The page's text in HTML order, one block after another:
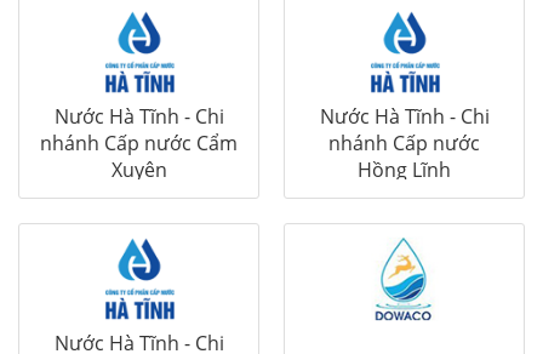
Nước Hà Tĩnh - Chi
nhánh Cấp nước Cẩm
Xuyên
Nước Hà Tĩnh - Chi
nhánh Cấp nước
Hồng Lĩnh
Nước Hà Tĩnh - Chi